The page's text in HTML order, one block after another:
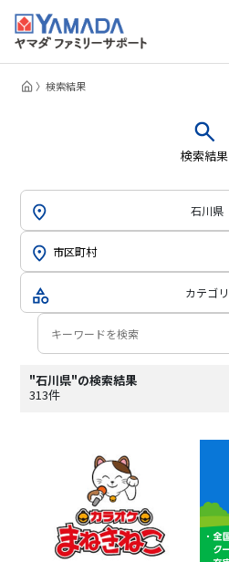
検索結果
検索結果
石川県
カテゴリ
"石川県"の検索結果
313件